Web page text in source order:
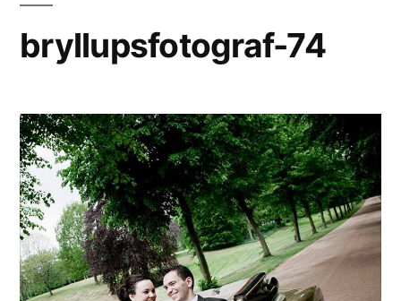
bryllupsfotograf-74